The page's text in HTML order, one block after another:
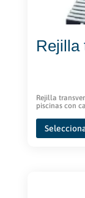
Rejilla
Rejilla
piscinas con